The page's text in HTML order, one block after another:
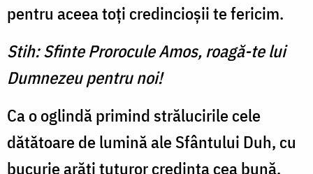
pentru aceea toţi credincioşii te fericim.
Stih: Sfinte Prorocule Amos, roagă-te lui
Dumnezeu pentru noi!
Ca o oglindă primind strălucirile cele
dătătoare de lumină ale Sfântului Duh, cu
bucurie arăţi tuturor credinţa cea bună,